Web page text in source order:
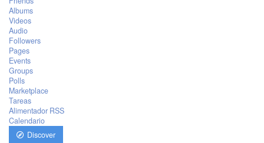
Albums
Videos
Audio
Followers
Pages
Events
Groups
Polls
Marketplace
Tareas
Alimentador RSS
Calendario
Discover